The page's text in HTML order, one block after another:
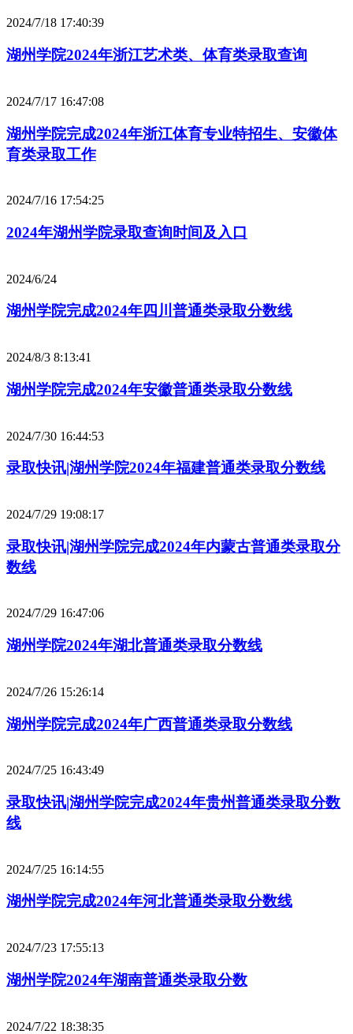
2024/7/18 17:40:39
湖州学院2024年浙江艺术类、体育类录取查询
2024/7/17 16:47:08
湖州学院完成2024年浙江体育专业特招生、安徽体
育类录取工作
2024/7/16 17:54:25
2024年湖州学院录取查询时间及入口
2024/6/24
湖州学院完成2024年四川普通类录取分数线
2024/8/3 8:13:41
湖州学院完成2024年安徽普通类录取分数线
2024/7/30 16:44:53
录取快讯|湖州学院2024年福建普通类录取分数线
2024/7/29 19:08:17
录取快讯|湖州学院完成2024年内蒙古普通类录取分
数线
2024/7/29 16:47:06
湖州学院2024年湖北普通类录取分数线
2024/7/26 15:26:14
湖州学院完成2024年广西普通类录取分数线
2024/7/25 16:43:49
录取快讯|湖州学院完成2024年贵州普通类录取分数
线
2024/7/25 16:14:55
湖州学院完成2024年河北普通类录取分数线
2024/7/23 17:55:13
湖州学院2024年湖南普通类录取分数
2024/7/22 18:38:35